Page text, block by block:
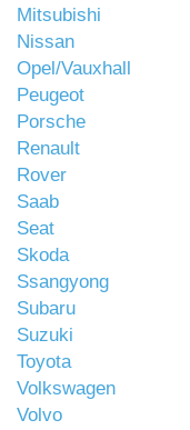
Mitsubishi
Nissan
Opel/Vauxhall
Peugeot
Porsche
Renault
Rover
Saab
Seat
Skoda
Ssangyong
Subaru
Suzuki
Toyota
Volkswagen
Volvo